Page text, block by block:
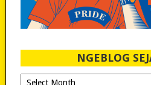
NGEBLOG
Ngeblog